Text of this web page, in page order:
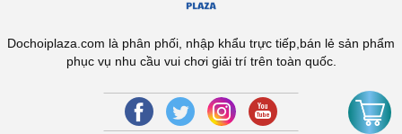
Dochoiplaza.com là phân phối, nhập khẩu trực tiếp,bán lẻ sản phẩm
phục vụ nhu cầu vui chơi giải trí trên toàn quốc.